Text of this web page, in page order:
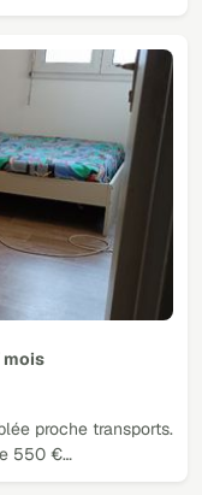
proche transports.
550 €…